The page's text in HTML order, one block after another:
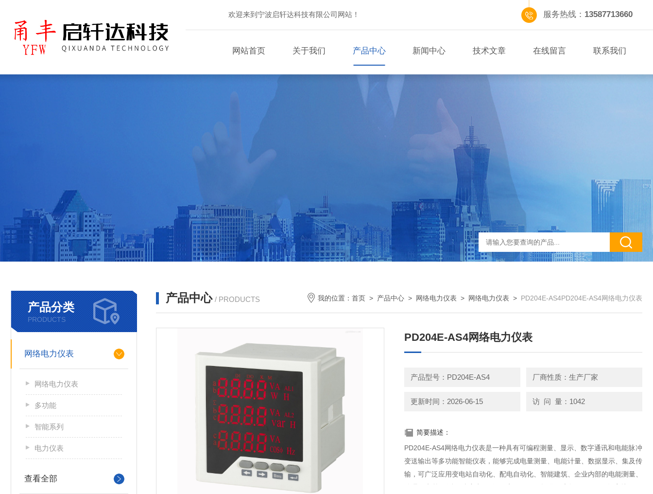
欢迎来到宁波启轩达科技有限公司网站！ 服务热线： 13587713660
网站首页 关于我们 产品中心 新闻中心 技术文章 在线留言 联系我们
产品分类
PRODUCTS
网络电力仪表
网络电力仪表
多功能
智能系列
电力仪表
查看全部
产品中心 / PRODUCTS 我的位置： 首页 > 产品中心 > 网络电力仪表 > 网络电力仪表 > PD204E-AS4PD204E-AS4网络电力仪表
PD204E-AS4网络电力仪表
产品型号：PD204E-AS4 厂商性质：生产厂家
更新时间：2026-06-15 访 问 量：1042
简要描述：
PD204E-AS4网络电力仪表是一种具有可编程测量、显示、数字通讯和电能脉冲
变送输出等多功能智能仪表，能够完成电量测量、电能计量、数据显示、集及传
输，可广泛应用变电站自动化、配电自动化、智能建筑、企业内部的电能测量、
管理、考核。测量精度为0.5级，实现LED现场显示和远程RS-485数字接口通